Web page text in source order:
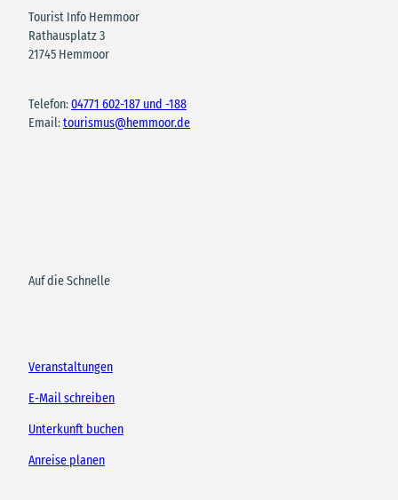
Tourist Info Hemmoor
Rathausplatz 3
21745 Hemmoor
Telefon:04771 602-187 und -188
Email:tourismus@hemmoor.de
Auf die Schnelle
Veranstaltungen
E-Mail schreiben
Unterkunft buchen
Anreise planen